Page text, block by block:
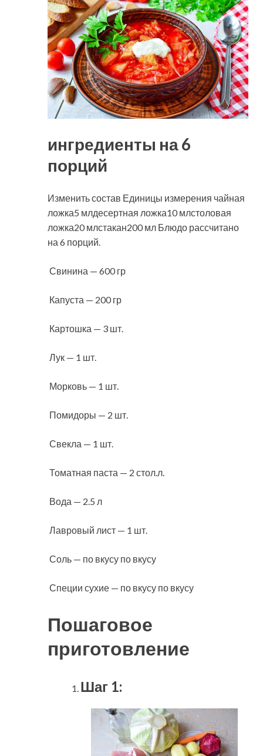
ингредиенты на 6
порций
Изменить состав Единицы измерения чайная
ложка5 млдесертная ложка10 млстоловая
ложка20 млстакан200 мл Блюдо рассчитано
на 6 порций.
Свинина — 600 гр
Капуста — 200 гр
Картошка — 3 шт.
Лук — 1 шт.
Морковь — 1 шт.
Помидоры — 2 шт.
Свекла — 1 шт.
Томатная паста — 2 стол.л.
Вода — 2.5 л
Лавровый лист — 1 шт.
Соль — по вкусу по вкусу
Специи сухие — по вкусу по вкусу
Пошаговое
приготовление
Шаг 1: